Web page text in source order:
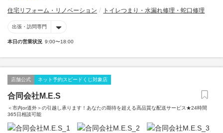
住宅リフォーム・リノベーション トイレつまり・水漏れ修理・蛇口修理
出張・訪問専門
本日の営業状況 9:00〜18:00
店舗公式 ネット予約スピードくじ対象店
合同会社M.E.S
＜市内or道外＞の引越し承ります！あなたの期待を超える高品質な配送サービス★24時間
365日相談可能